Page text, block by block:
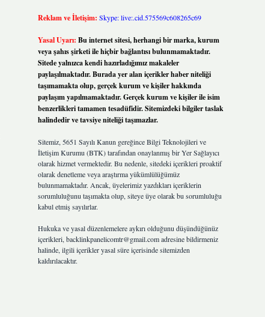
Reklam ve İletişim: Skype: live:.cid.575569c608265c69
Yasal Uyarı: Bu internet sitesi, herhangi bir marka, kurum
veya şahıs şirketi ile hiçbir bağlantısı bulunmamaktadır.
Sitede yalnızca kendi hazırladığımız makaleler
paylaşılmaktadır. Burada yer alan içerikler haber niteliği
taşımamakta olup, gerçek kurum ve kişiler hakkında
paylaşım yapılmamaktadır. Gerçek kurum ve kişiler ile isim
benzerlikleri tamamen tesadüfidir. Sitemizdeki bilgiler taslak
halindedir ve tavsiye niteliği taşımazlar.
Sitemiz, 5651 Sayılı Kanun gereğince Bilgi Teknolojileri ve
İletişim Kurumu (BTK) tarafından onaylanmış bir Yer Sağlayıcı
olarak hizmet vermektedir. Bu nedenle, sitedeki içerikleri proaktif
olarak denetleme veya araştırma yükümlülüğümüz
bulunmamaktadır. Ancak, üyelerimiz yazdıkları içeriklerin
sorumluluğunu taşımakta olup, siteye üye olarak bu sorumluluğu
kabul etmiş sayılırlar.
Hukuka ve yasal düzenlemelere aykırı olduğunu düşündüğünüz
içerikleri, backlinkpanelicomtr@gmail.comadresine bildirmeniz
halinde, ilgili içerikler yasal süre içerisinde sitemizden
kaldırılacaktır.